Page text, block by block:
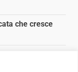
che cresce